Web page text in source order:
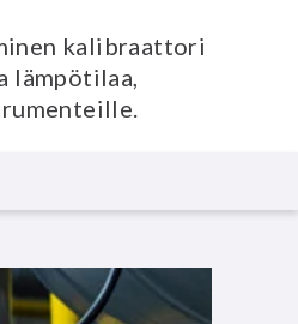
kalibraattori
lämpötilaa,